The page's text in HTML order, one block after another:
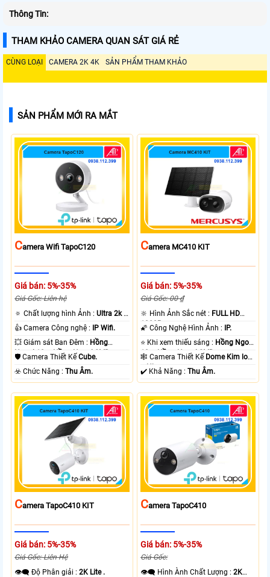
Thông Tin:
THAM KHẢO CAMERA QUAN SÁT GIÁ RẺ
CÙNG LOẠI CAMERA 2K 4K SẢN PHẨM THAM KHẢO
SẢN PHẨM MỚI RA MẮT
CAmera Wifi TapoC120
Giá bán: 5%-35%
Giá Gốc: Liên hệ
🔅 Chất lượng hình Ảnh :Ultra 2k +
.
👍 Camera Công nghệ : IP Wifi.
💥 Giám sát Ban Đêm : Hồng
Ngoại 10m Hồng Ngoại SMD.
🛡 Camera Thiết KếCube.
️☣️ Chức Năng :Thu Âm.
CAmera MC410 KIT
Giá bán: 5%-35%
Giá Gốc: 00 ₫
🔆 Hình Ảnh Sắc nét : FULL HD
1080P .
🌠 Công Nghệ Hình Ảnh : IP.
⭐ Khi xem thiếu sáng : Hồng Ngoại
10m Hồng Ngoại SMD.
🕸️ Camera Thiết Kế Dome Kim loại
+ Nhựa.
️✔️ Khả Năng :Thu Âm.
CAmera TapoC410 KIT
Giá bán: 5%-35%
Giá Gốc: Liên Hệ
👁️‍🗨 Độ Phân giải :2K Lite .
CAmera TapoC410
Giá bán: 5%-35%
Giá Gốc:
👁️‍🗨 Hình Ành Chất Lượng :2K